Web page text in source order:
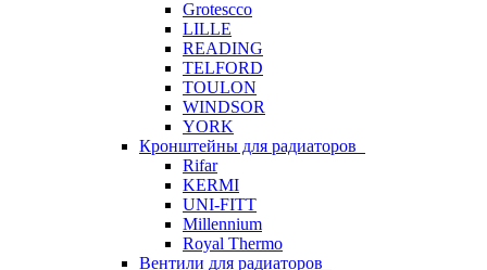
Grotescco
LILLE
READING
TELFORD
TOULON
WINDSOR
YORK
Кронштейны для радиаторов
Rifar
KERMI
UNI-FITT
Millennium
Royal Thermo
Вентили для радиаторов